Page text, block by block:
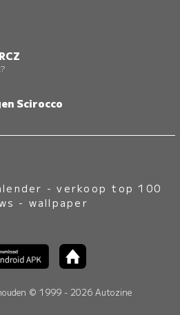
Scirocco
-verkoop top 100
- wallpaper
© 1999 - 2026 Autozine